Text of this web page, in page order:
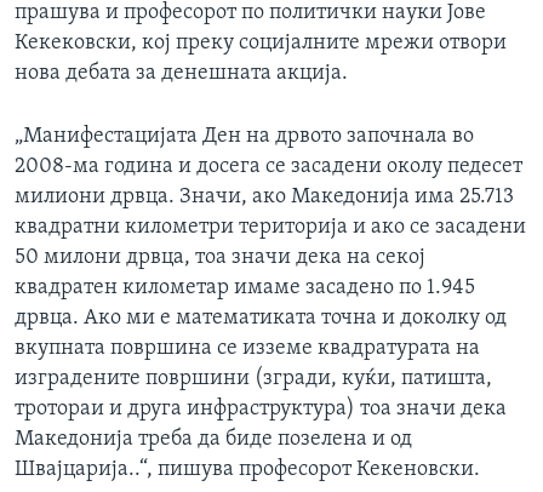
прашува и професорот по политички науки Јове
Кекековски, кој преку социјалните мрежи отвори
нова дебата за денешната акција.
„Манифестацијата Ден на дрвото започнала во
2008-ма година и досега се засадени околу педесет
милиони дрвца. Значи, ако Македонија има 25.713
квадратни километри територија и ако се засадени
50 милони дрвца, тоа значи дека на секој
квадратен километар имаме засадено по 1.945
дрвца. Ако ми е математиката точна и доколку од
вкупната површина се изземе квадратурата на
изградените површини (згради, куќи, патишта,
тротораи и друга инфраструктура) тоа значи дека
Македонија треба да биде позелена и од
Швајцарија..“, пишува професорот Кекеновски.